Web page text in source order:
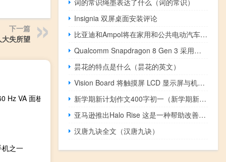
下一篇
失所望
Hz VA 面板
之一
词的常识绳墨表达了什么（词的常识）
Insignia 双屏桌面安装评论
比亚迪和Ampol将在家用和公共电动汽车充电方面展开合作
Qualcomm Snapdragon 8 Gen 3 采用四集群 CPU 设计和新的 Arm 内核
昙花的特点是什么（昙花的英文）
Vision Board 将触摸屏 LCD 显示屏与机械键盘和音量旋钮结合在一起
新学期新计划作文400字初一（新学期新计划作文400字）
亚马逊推出Halo Rise 这是一种帮助改善睡眠的组合设备
汉唐九诀全文（汉唐九诀）